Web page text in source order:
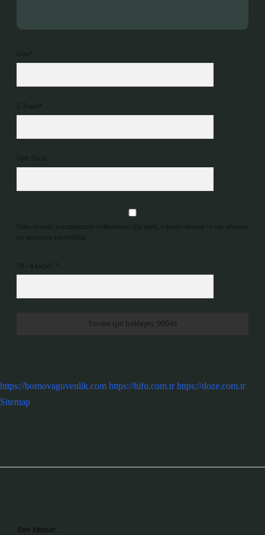
İsim*
E-Posta*
Web Sitesi
Daha sonraki yorumlarımda kullanılması için adım, e-posta adresim ve site adresim
bu tarayıcıya kaydedilsin.
10 - 4 kaçtır?
https://bornovaguvenlik.com https://hifu.com.tr https://doze.com.tr
Sitemap
Son Yazılar